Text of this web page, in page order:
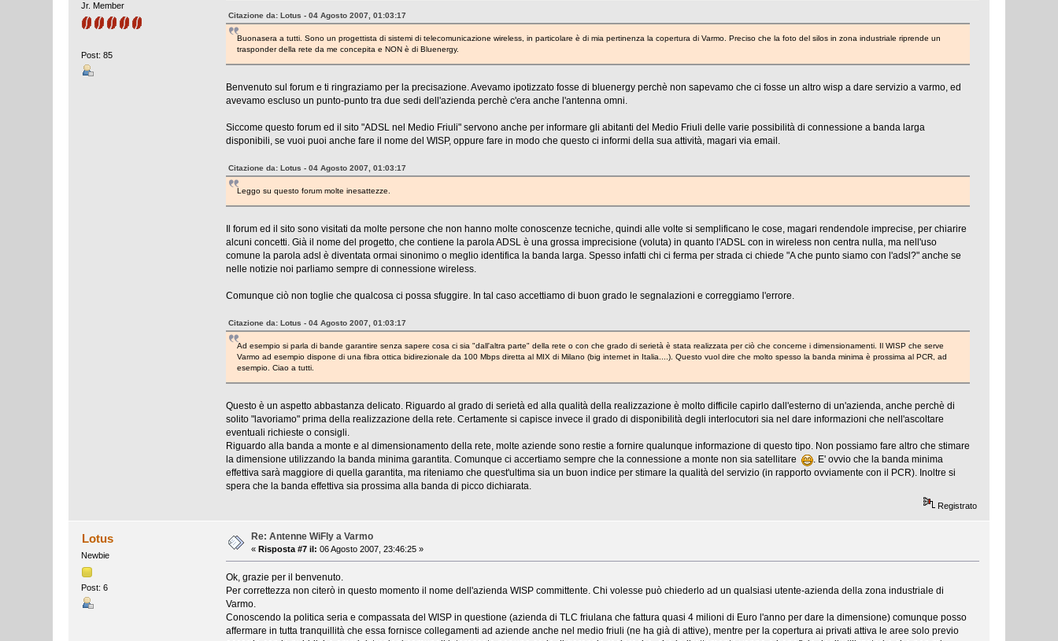
Jr. Member
Post: 85
Citazione da: Lotus - 04 Agosto 2007, 01:03:17
Buonasera a tutti. Sono un progettista di sistemi di telecomunicazione wireless, in particolare è di mia pertinenza la copertura di Varmo. Preciso che la foto del silos in zona industriale riprende un
trasponder della rete da me concepita e NON è di Bluenergy.
Benvenuto sul forum e ti ringraziamo per la precisazione. Avevamo ipotizzato fosse di bluenergy perchè non sapevamo che ci fosse un altro wisp a dare servizio a varmo, ed
avevamo escluso un punto-punto tra due sedi dell'azienda perchè c'era anche l'antenna omni.
Siccome questo forum ed il sito "ADSL nel Medio Friuli" servono anche per informare gli abitanti del Medio Friuli delle varie possibilità di connessione a banda larga
disponibili, se vuoi puoi anche fare il nome del WISP, oppure fare in modo che questo ci informi della sua attività, magari via email.
Citazione da: Lotus - 04 Agosto 2007, 01:03:17
Leggo su questo forum molte inesattezze.
Il forum ed il sito sono visitati da molte persone che non hanno molte conoscenze tecniche, quindi alle volte si semplificano le cose, magari rendendole imprecise, per chiarire
alcuni concetti. Già il nome del progetto, che contiene la parola ADSL è una grossa imprecisione (voluta) in quanto l'ADSL con in wireless non centra nulla, ma nell'uso
comune la parola adsl è diventata ormai sinonimo o meglio identifica la banda larga. Spesso infatti chi ci ferma per strada ci chiede "A che punto siamo con l'adsl?" anche se
nelle notizie noi parliamo sempre di connessione wireless.
Comunque ciò non toglie che qualcosa ci possa sfuggire. In tal caso accettiamo di buon grado le segnalazioni e correggiamo l'errore.
Citazione da: Lotus - 04 Agosto 2007, 01:03:17
Ad esempio si parla di bande garantire senza sapere cosa ci sia "dall'altra parte" della rete o con che grado di serietà è stata realizzata per ciò che concerne i dimensionamenti. Il WISP che serve
Varmo ad esempio dispone di una fibra ottica bidirezionale da 100 Mbps diretta al MIX di Milano (big internet in Italia....). Questo vuol dire che molto spesso la banda minima è prossima al PCR, ad
esempio. Ciao a tutti.
Questo è un aspetto abbastanza delicato. Riguardo al grado di serietà ed alla qualità della realizzazione è molto difficile capirlo dall'esterno di un'azienda, anche perchè di
solito "lavoriamo" prima della realizzazione della rete. Certamente si capisce invece il grado di disponibilità degli interlocutori sia nel dare informazioni che nell'ascoltare
eventuali richieste o consigli.
Riguardo alla banda a monte e al dimensionamento della rete, molte aziende sono restie a fornire qualunque informazione di questo tipo. Non possiamo fare altro che stimare
la dimensione utilizzando la banda minima garantita. Comunque ci accertiamo sempre che la connessione a monte non sia satellitare
. E' ovvio che la banda minima
effettiva sarà maggiore di quella garantita, ma riteniamo che quest'ultima sia un buon indice per stimare la qualità del servizio (in rapporto ovviamente con il PCR). Inoltre si
spera che la banda effettiva sia prossima alla banda di picco dichiarata.
Registrato
Lotus
Newbie
Post: 6
Re: Antenne WiFly a Varmo
«Risposta #7 il: 06 Agosto 2007, 23:46:25 »
Ok, grazie per il benvenuto.
Per correttezza non citerò in questo momento il nome dell'azienda WISP committente. Chi volesse può chiederlo ad un qualsiasi utente-azienda della zona industriale di
Varmo.
Conoscendo la politica seria e compassata del WISP in questione (azienda di TLC friulana che fattura quasi 4 milioni di Euro l'anno per dare la dimensione) comunque posso
affermare in tutta tranquillità che essa fornisce collegamenti ad aziende anche nel medio friuli (ne ha già di attive), mentre per la copertura ai privati attiva le aree solo previo